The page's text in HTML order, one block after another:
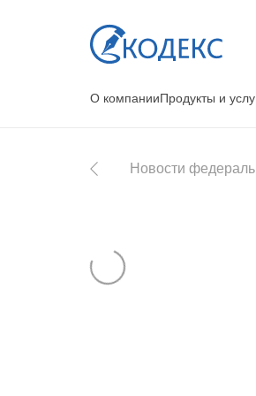
О компанииПродукты и
Новости